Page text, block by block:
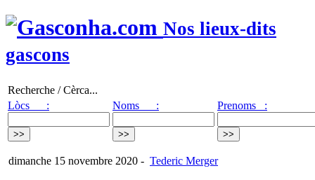
Nos lieux-dits
gascons
Recherche / Cèrca...
Lòcs :
Noms : Prenoms :
dimanche 15 novembre 2020 - Tederic Merger